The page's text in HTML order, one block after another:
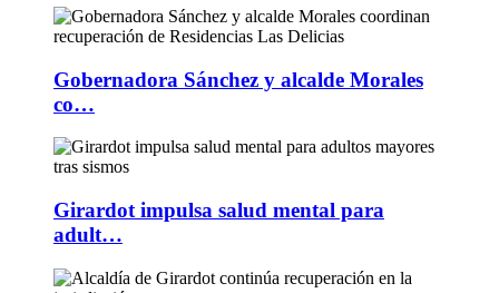
Gobernadora Sánchez y alcalde Morales
co…
Girardot impulsa salud mental para
adult…